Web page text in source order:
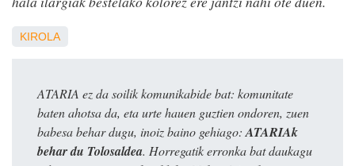
KIROLA
ATARIA ez da soilik komunikabide bat: komunitate
baten ahotsa da, eta urte hauen guztien ondoren, zuen
babesa behar dugu, inoiz baino gehiago: ATARIAk
behar du Tolosaldea. Horregatik erronka bat daukagu